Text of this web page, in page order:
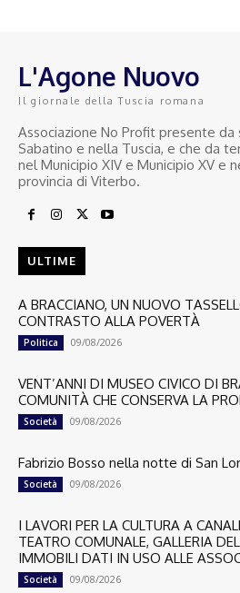
L'Agone Nuovo
Il giornale della Tuscia romana
Associazione No Profit presente
Sabatino e nella Tuscia, e che da
nel Municipio XIV e Municipio XV e
provincia di Viterbo.
ULTIME
A BRACCIANO, UN NUOVO
CONTRASTO ALLA POVERTÀ
Politica 09/08/2026
VENT’ANNI DI MUSEO CIVICO DI
COMUNITÀ CHE CONSERVA LA
Società 09/08/2026
Fabrizio Bosso nella notte di San
Società 09/08/2026
I LAVORI PER LA CULTURA A
TEATRO COMUNALE, GALLERIA
IMMOBILI DATI IN USO ALLE
Società 09/08/2026